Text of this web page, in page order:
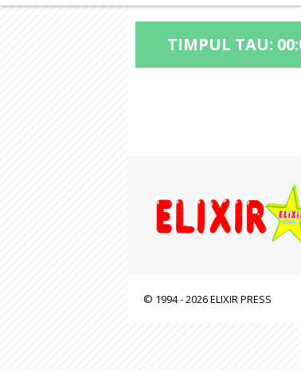
TIMPUL TAU:
© 1994 - 2026 ELIXIR PRESS